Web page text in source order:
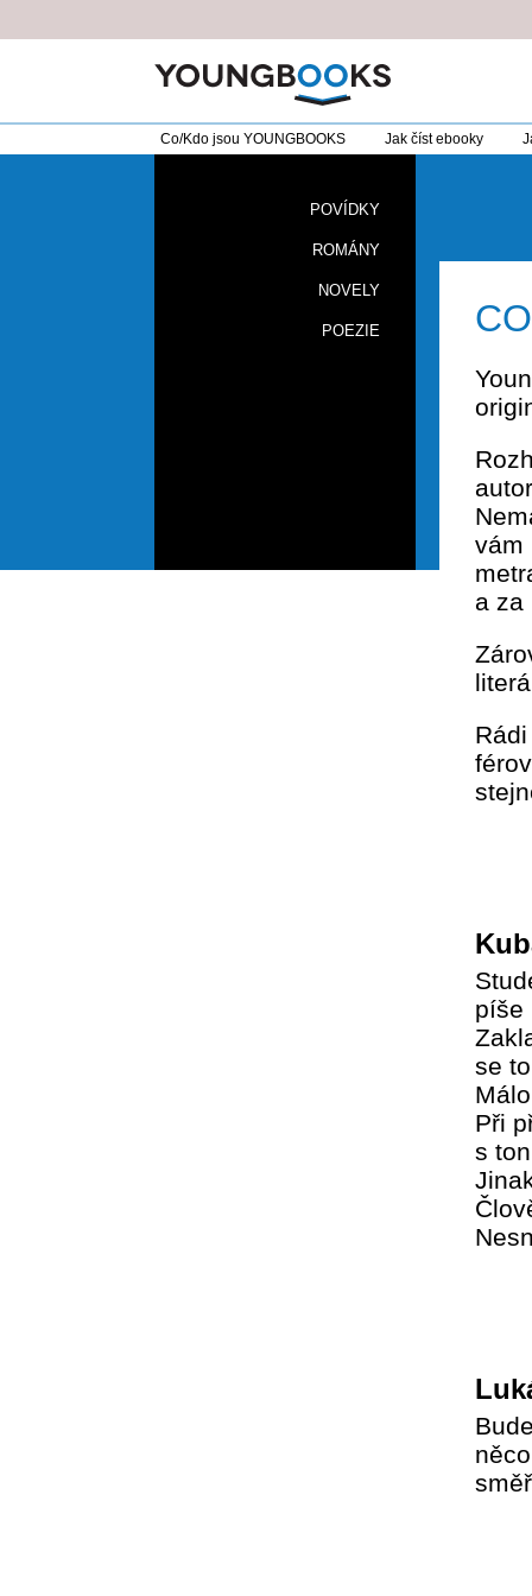
Co/Kdo jsou YOUNGBOOKS Jak číst ebooky
POVÍDKY
ROMÁNY
NOVELY
POEZIE
vám
a za
píše
se
Při
s